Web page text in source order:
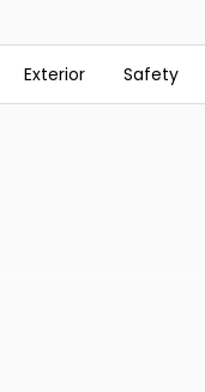
Exterior Safety